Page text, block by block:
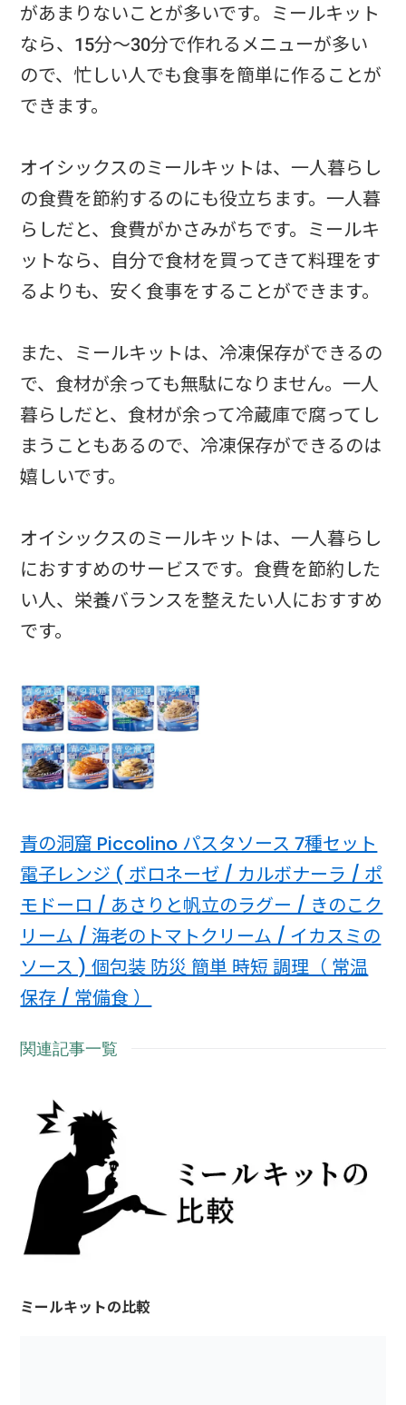
があまりないことが多いです。ミールキット
なら、15分～30分で作れるメニューが多い
ので、忙しい人でも食事を簡単に作ることが
できます。
オイシックスのミールキットは、一人暮らし
の食費を節約するのにも役立ちます。一人暮
らしだと、食費がかさみがちです。ミールキ
ットなら、自分で食材を買ってきて料理をす
るよりも、安く食事をすることができます。
また、ミールキットは、冷凍保存ができるの
で、食材が余っても無駄になりません。一人
暮らしだと、食材が余って冷蔵庫で腐ってし
まうこともあるので、冷凍保存ができるのは
嬉しいです。
オイシックスのミールキットは、一人暮らし
におすすめのサービスです。食費を節約した
い人、栄養バランスを整えたい人におすすめ
です。
青の洞窟 Piccolino パスタソース 7種セット
電子レンジ ( ボロネーゼ / カルボナーラ / ポ
モドーロ / あさりと帆立のラグー / きのこク
リーム / 海老のトマトクリーム / イカスミの
ソース ) 個包装 防災 簡単 時短 調理（ 常温
保存 / 常備食 ）
関連記事一覧
ミールキットの比較